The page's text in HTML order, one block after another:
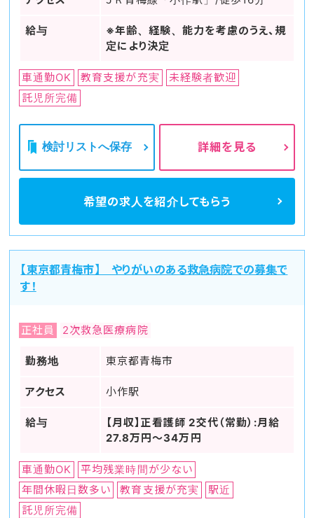
給与
※年齢、経験、能力を考慮のうえ、規
定により決定
車通勤OK 教育支援が充実
未経験者歓迎
託児所完備
検討リストへ保存 詳細を見る
希望の求人を紹介してもらう
【東京都青梅市】 やりがいのある救急病院での募集で
す！
正社員 2次救急医療病院
勤務地 東京都青梅市
アクセス 小作駅
給与
【月収】正看護師 2交代（常勤）:月給
27.8万円～34万円
車通勤OK
平均残業時間が少ない
年間休暇日数多い
教育支援が充実
駅近
託児所完備